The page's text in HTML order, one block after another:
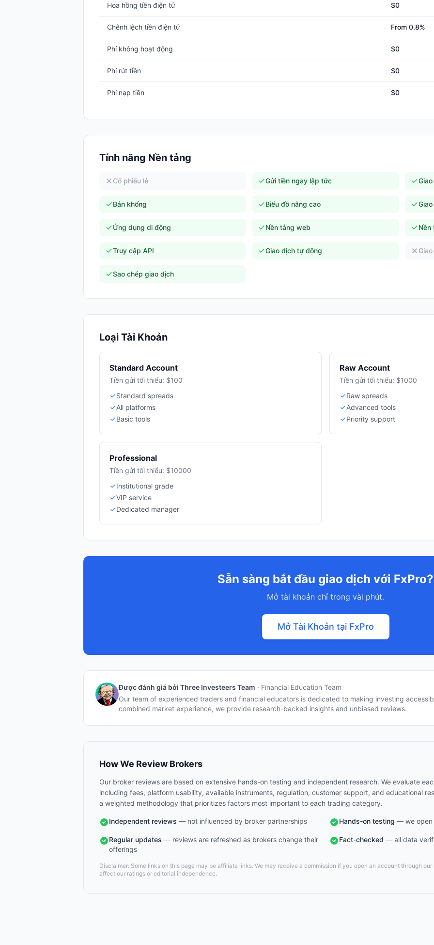
Hoa hồng tiền điện tử $0
Chênh lệch tiền điện tử From 0.8%
Phí không hoạt động $0
Phí rút tiền $0
Phí nạp tiền $0
Tính năng Nền tảng
Cổ phiếu lẻ Gửi tiền ngay lập tức
Bán khống Biểu đồ nâng cao
Ứng dụng di động Nền tảng web Nền
Truy cập API Giao dịch tự động
Sao chép giao dịch
Loại Tài Khoản
Standard Account
Tiền gửi tối thiểu: $100
Standard spreads
All platforms
Basic tools
Raw Account
Tiền gửi tối thiểu: $1000
Raw spreads
Advanced tools
Priority support
Professional
Tiền gửi tối thiểu: $10000
Institutional grade
VIP service
Dedicated manager
Sẵn sàng bắt đầu giao dịch với FxPro?
Mở tài khoản chỉ trong vài phút.
Mở Tài Khoản tại FxPro
Được đánh giá bởi Three Investeers Team · Financial Education Team
Our team of experienced traders and financial educators is dedicated to making investing
combined market experience, we provide research-backed insights and unbiased reviews.
How We Review Brokers
Our broker reviews are based on extensive hands-on testing and independent research. We evaluate
including fees, platform usability, available instruments, regulation, customer support, and educational
a weighted methodology that prioritizes factors most important to each trading category.
Independent reviews — not influenced by broker partnerships Hands-on testing — we open
Regular updates — reviews are refreshed as brokers change their
offerings
Fact-checked — all data
Disclaimer: Some links on this page may be affiliate links. We may receive a commission if you open an account through
affect our ratings or editorial independence.